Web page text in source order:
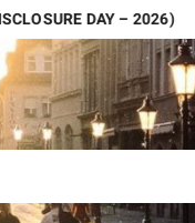
DAY – 2026) O